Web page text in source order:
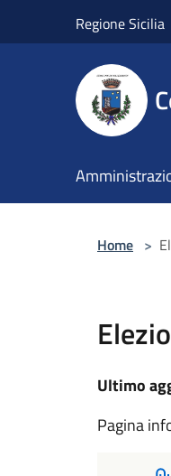
Regione Sicilia
Home >
Ultimo
Pagina